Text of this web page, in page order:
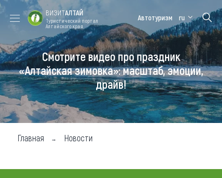
Форум VISIT
ALTAI
Цветение
маральника
Медицинский
форум
Алтайская
зимовка
Туры
Где побывать
Чем заняться
ВИЗИТАЛТАЙ
Туристический портал
Алтайского края
Автотуризм ru
Смотрите видео про праздник
«Алтайская зимовка»: масштаб, эмоции,
драйв!
Главная Новости